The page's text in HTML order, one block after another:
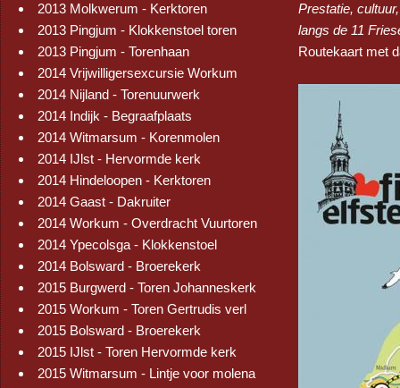
2013 Molkwerum - Kerktoren
2013 Pingjum - Klokkenstoel toren
2013 Pingjum - Torenhaan
2014 Vrijwilligersexcursie Workum
2014 Nijland - Torenuurwerk
2014 Indijk - Begraafplaats
2014 Witmarsum - Korenmolen
2014 IJlst - Hervormde kerk
2014 Hindeloopen - Kerktoren
2014 Gaast - Dakruiter
2014 Workum - Overdracht Vuurtoren
2014 Ypecolsga - Klokkenstoel
2014 Bolsward - Broerekerk
2015 Burgwerd - Toren Johanneskerk
2015 Workum - Toren Gertrudis verl
2015 Bolsward - Broerekerk
2015 IJlst - Toren Hervormde kerk
2015 Witmarsum - Lintje voor molena
Prestatie,
langs de 11
Routekaart met